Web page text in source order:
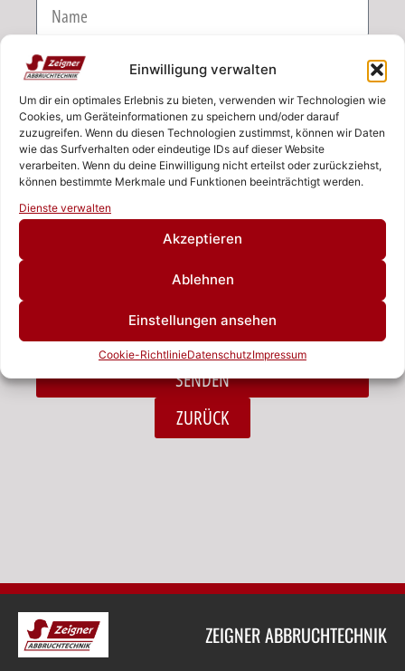
Einwilligung verwalten
Um dir ein optimales Erlebnis zu bieten, verwenden wir Technologien wie
Cookies, um Geräteinformationen zu speichern und/oder darauf
zuzugreifen. Wenn du diesen Technologien zustimmst, können wir Daten
wie das Surfverhalten oder eindeutige IDs auf dieser Website
verarbeiten. Wenn du deine Einwilligung nicht erteilst oder zurückziehst,
können bestimmte Merkmale und Funktionen beeinträchtigt werden.
Dienste verwalten
Akzeptieren
Ablehnen
Einstellungen ansehen
Cookie-RichtlinieDatenschutzImpressum
E-Mail
Telefon
Nachricht
Ich habe die Datenschutzerklärung zur Kenntnis
genommen.*
SENDEN
ZURÜCK
ZEIGNER ABBRUCHTECHNIK
Rufen Sie uns an!